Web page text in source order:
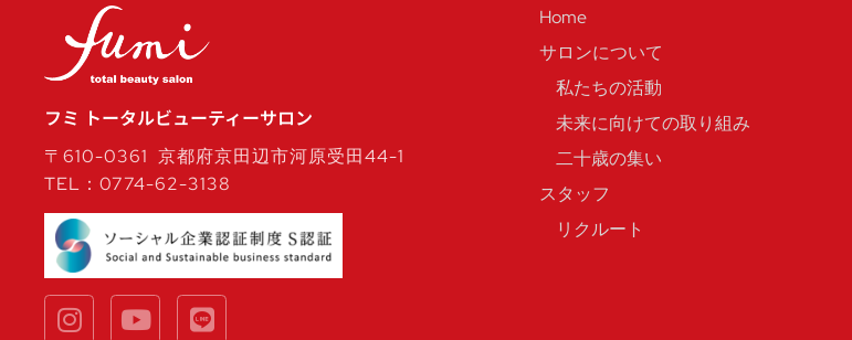
フミ トータルビューティーサロン
〒610-0361 京都府京田辺市河原受田44-1
TEL：0774-62-3138
Home
サロンについて
私たちの活動
未来に向けての取り組み
二十歳の集い
スタッフ
リクルート